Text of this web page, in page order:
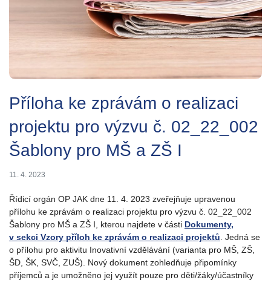
Příloha ke zprávám o realizaci
projektu pro výzvu č. 02_22_002
Šablony pro MŠ a ZŠ I
11. 4. 2023
Řídicí orgán OP JAK dne 11. 4. 2023 zveřejňuje upravenou
přílohu ke zprávám o realizaci projektu pro výzvu č. 02_22_002
Šablony pro MŠ a ZŠ I, kterou najdete v části Dokumenty,
v sekci Vzory příloh ke zprávám o realizaci projektů . Jedná se
o přílohu pro aktivitu Inovativní vzdělávání (varianta pro MŠ, ZŠ,
ŠD, ŠK, SVČ, ZUŠ). Nový dokument zohledňuje připomínky
příjemců a je umožněno jej využít pouze pro děti/žáky/účastníky